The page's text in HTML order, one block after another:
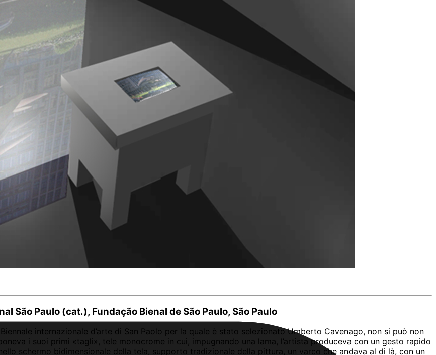
São Paulo (cat.), Fundação Bienal de São Paulo, São Paulo
internazionale d’arte di San Paolo per la quale è stato selezionato Umberto Cavenago, non si può non
i suoi primi «tagli», tele monocrome in cui, impugnando una lama, l’artista produceva con un gesto rapido
schermo bidimensionale della tela, supporto tradizionale della pittura, un varco che andava al di là, con un